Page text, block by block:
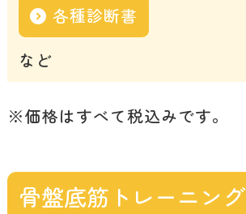
各種診断書
など
※価格はすべて税込みです。
骨盤底筋トレーニング